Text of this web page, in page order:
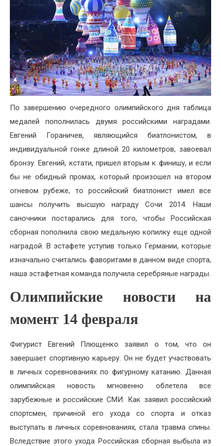
По завершению очередного олимпийского дня таблица
медалей пополнилась двумя российскими наградами.
Евгений Гораничев, являющийся биатлонистом, в
индивидуальной гонке длиной 20 километров, завоевал
бронзу. Евгений, кстати, пришел вторым к финишу, и если
бы не обидный промах, который произошел на втором
огневом рубеже, то российский биатлонист имел все
шансы получить высшую награду Сочи 2014. Наши
саночники постарались для того, чтобы Российская
сборная пополнила свою медальную копилку еще одной
наградой. В эстафете уступив только Германии, которые
изначально считались фаворитами в данном виде спорта,
наша эстафетная команда получила серебряные награды.
Олимпийские новости на
момент 14 февраля
Фигурист Евгений Плющенко заявил о том, что он
завершает спортивную карьеру. Он не будет участвовать
в личных соревнованиях по фигурному катанию. Данная
олимпийская новость мгновенно облетела все
зарубежные и российские СМИ. Как заявил российский
спортсмен, причиной его ухода со спорта и отказ
выступать в личных соревнованиях, стала травма спины.
Вследствие этого ухода Российская сборная выбыла из